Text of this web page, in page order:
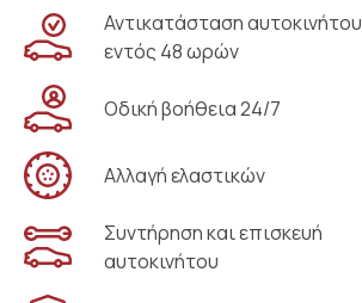
Αντικατάσταση αυτοκινήτου
εντός 48 ωρών
Οδική βοήθεια 24/7
Αλλαγή ελαστικών
Συντήρηση και επισκευή
αυτοκινήτου